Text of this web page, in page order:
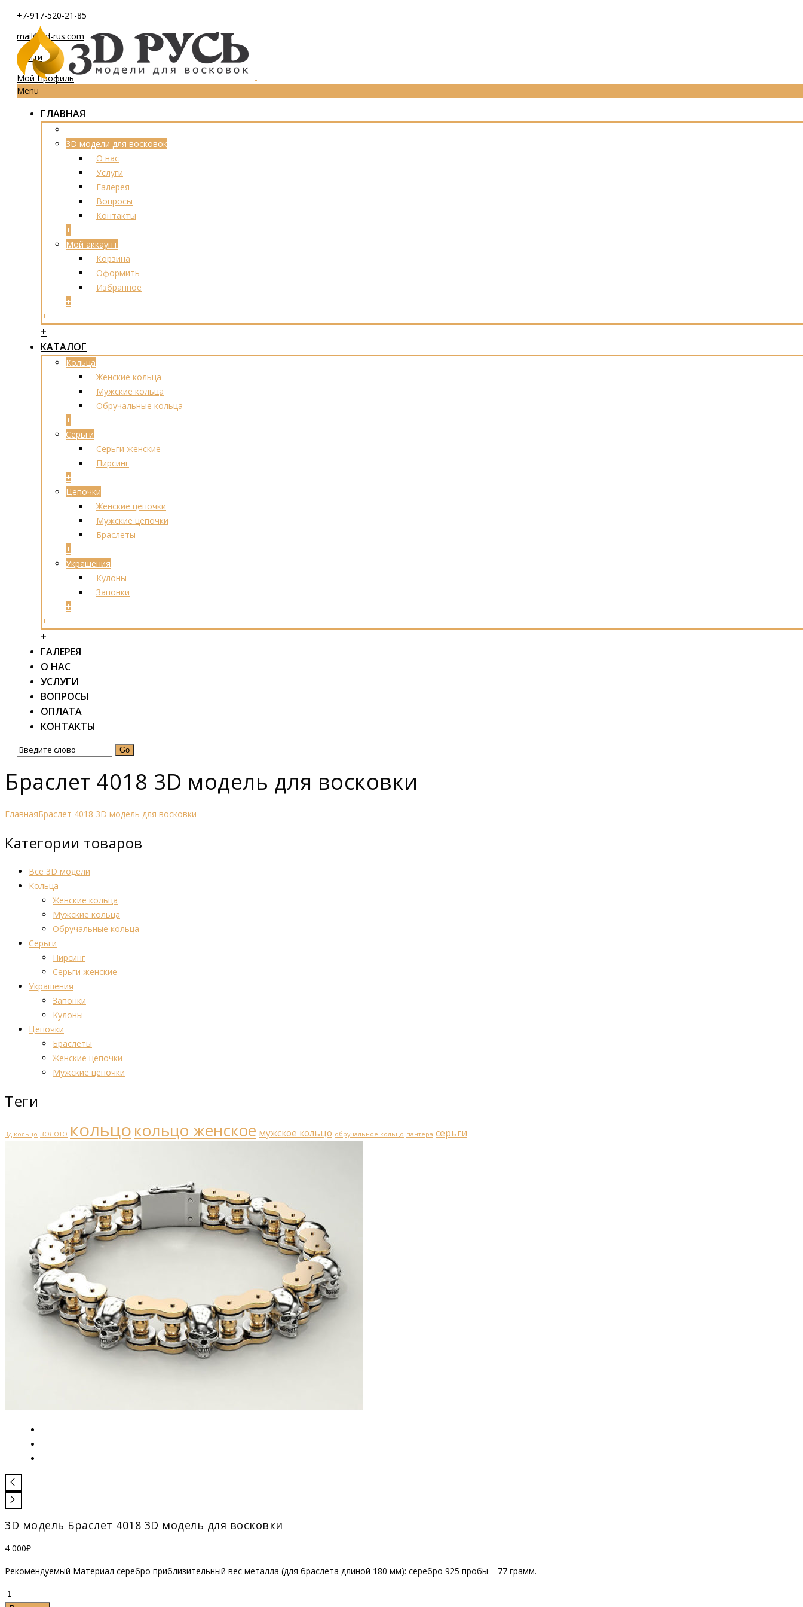
+7-917-520-21-85
mail@3d-rus.com
Войти
Мой Профиль
Menu
ГЛАВНАЯ
3D модели для восковок
О нас
Услуги
Галерея
Вопросы
Контакты
+
Мой аккаунт
Корзина
Оформить
Избранное
+
+
+
КАТАЛОГ
Кольца
Женские кольца
Мужские кольца
Обручальные кольца
+
Серьги
Серьги женские
Пирсинг
+
Цепочки
Женские цепочки
Мужские цепочки
Браслеты
+
Украшения
Кулоны
Запонки
+
+
+
ГАЛЕРЕЯ
О НАС
УСЛУГИ
ВОПРОСЫ
ОПЛАТА
КОНТАКТЫ
Браслет 4018 3D модель для восковки
ГлавнаяБраслет 4018 3D модель для восковки
Категории товаров
Все 3D модели
Кольца
Женские кольца
Мужские кольца
Обручальные кольца
Серьги
Пирсинг
Серьги женские
Украшения
Запонки
Кулоны
Цепочки
Браслеты
Женские цепочки
Мужские цепочки
Теги
3д кольцо ЗОЛОТО кольцокольцо женское мужское кольцо обручальное кольцо пантера серьги
3D модель Браслет 4018 3D модель для восковки
4 000₽
Рекомендуемый Материал серебро приблизительный вес металла (для браслета длиной 180 мм): серебро 925 пробы – 77 грамм.
Количество